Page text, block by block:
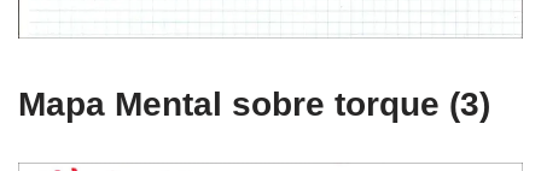
Mapa Mental sobre torque (3)